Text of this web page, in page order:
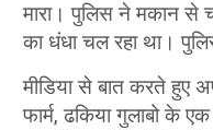
मारा। पुलिस ने मकान से
का धंधा चल रहा था।
मीडिया से बात करते हुए
फार्म, ढकिया गुलाबो के